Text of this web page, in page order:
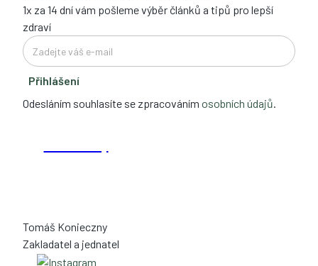
1x za 14 dní vám pošleme výběr článků a tipů pro lepší
zdraví
Přihlášení
Odesláním souhlasíte se zpracováním osobních údajů
Tomáš Konieczny
Zakladatel a jednatel